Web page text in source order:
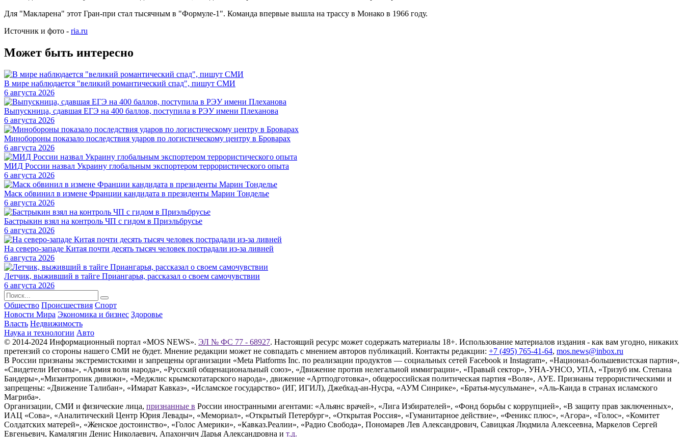
Для "Макларена" этот Гран-при стал тысячным в "Формуле-1". Команда впервые вышла на трассу в Монако в 1966 году.
Источник и фото - ria.ru
Может быть интересно
В мире наблюдается "великий романтический спад", пишут СМИ
6 августа 2026
Выпускница, сдавшая ЕГЭ на 400 баллов, поступила в РЭУ имени Плеханова
6 августа 2026
Минобороны показало последствия ударов по логистическому центру в Броварах
6 августа 2026
МИД России назвал Украину глобальным экспортером террористического опыта
6 августа 2026
Маск обвинил в измене Франции кандидата в президенты Марин Тонделье
6 августа 2026
Бастрыкин взял на контроль ЧП с гидом в Приэльбрусье
6 августа 2026
На северо-западе Китая почти десять тысяч человек пострадали из-за ливней
6 августа 2026
Летчик, выживший в тайге Приангарья, рассказал о своем самочувствии
6 августа 2026
Общество Происшествия Спорт
Новости Мира Экономика и бизнес Здоровье
Власть Недвижимость
Наука и технологии Авто
© 2014-2024 Информационный портал «MOS NEWS». ЭЛ № ФС 77 - 68927. Настоящий ресурс может содержать материалы 18+. Использование материалов издания - как вам угодно, никаких
претензий со стороны нашего СМИ не будет. Мнение редакции может не совпадать с мнением авторов публикаций. Контакты редакции: +7 (495) 765-41-64, mos.news@inbox.ru
В России признаны экстремистскими и запрещены организации «Meta Platforms Inc. по реализации продуктов — социальных сетей Facebook и Instagram», «Национал-большевистская партия»,
«Свидетели Иеговы», «Армия воли народа», «Русский общенациональный союз», «Движение против нелегальной иммиграции», «Правый сектор», УНА-УНСО, УПА, «Тризуб им. Степана
Бандеры»,«Мизантропик дивижн», «Меджлис крымскотатарского народа», движение «Артподготовка», общероссийская политическая партия «Воля», АУЕ. Признаны террористическими и
запрещены: «Движение Талибан», «Имарат Кавказ», «Исламское государство» (ИГ, ИГИЛ), Джебхад-ан-Нусра, «АУМ Синрике», «Братья-мусульмане», «Аль-Каида в странах исламского
Магриба».
Организации, СМИ и физические лица, признанные в России иностранными агентами: «Альянс врачей», «Лига Избирателей», «Фонд борьбы с коррупцией», «В защиту прав заключенных»,
ИАЦ «Сова», «Аналитический Центр Юрия Левады», «Мемориал», «Открытый Петербург», «Открытая Россия», «Гуманитарное действие», «Феникс плюс», «Агора», «Голос», «Комитет
Солдатских матерей», «Женское достоинство», «Голос Америки», «Кавказ.Реалии», «Радио Свобода», Пономарев Лев Александрович, Савицкая Людмила Алексеевна, Маркелов Сергей
Евгеньевич, Камалягин Денис Николаевич, Апахончич Дарья Александровна и т.д.